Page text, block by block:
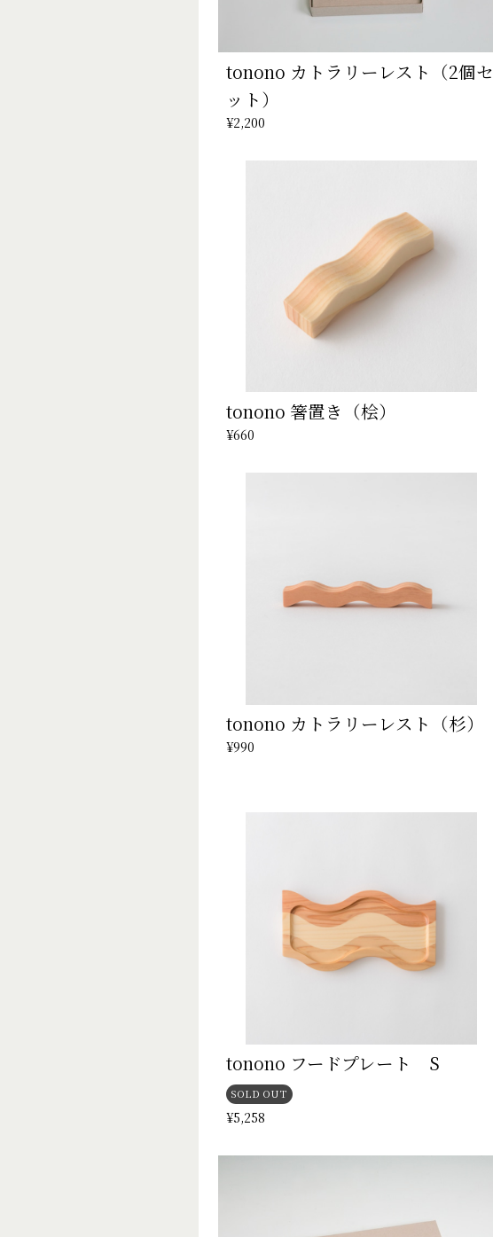
tonono カトラリーレスト（2個セ
ット）
¥2,200
tonono 箸置き（桧）
¥660
tonono カトラリーレスト（杉）
¥990
tonono フードプレート S
SOLD OUT
¥5,258